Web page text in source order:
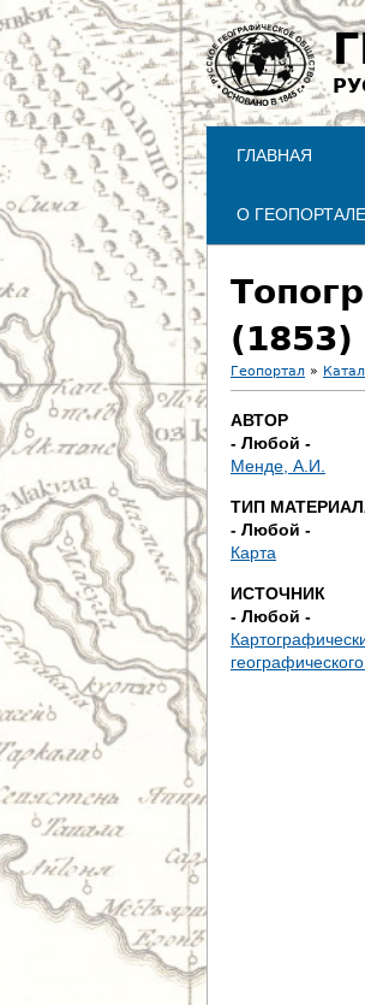
ГЛАВНАЯ
О ГЕОПОРТАЛЕ
(1853)
В
ы
з
д
е
с
Геопортал »
АВТОР
- Любой -
Менде, А.И.
ТИП
- Любой -
Карта
ИСТОЧНИК
- Любой -